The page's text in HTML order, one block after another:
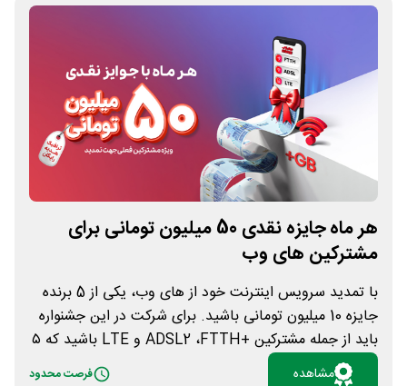
هر ماه جایزه نقدی 50 میلیون تومانی برای
مشترکین های وب
با تمدید سرویس اینترنت خود از های وب، یکی از 5 برنده
جایزه 10 میلیون تومانی باشید. برای شرکت در این جشنواره
باید از جمله مشترکین +ADSL2 ،FTTH و LTE باشید که ۵
روز یا کمتر از تمدید سرویس‌تان گذشته باشد. با این کار،
مشاهده فرصت محدود